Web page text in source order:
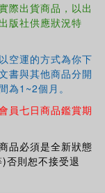
際出貨商品，以出
版社供應狀況特
空運的方式為你下
書與其他商品分開
為1~2個月。
員七日商品鑑賞期
品必須是全新狀態
否則恕不接受退